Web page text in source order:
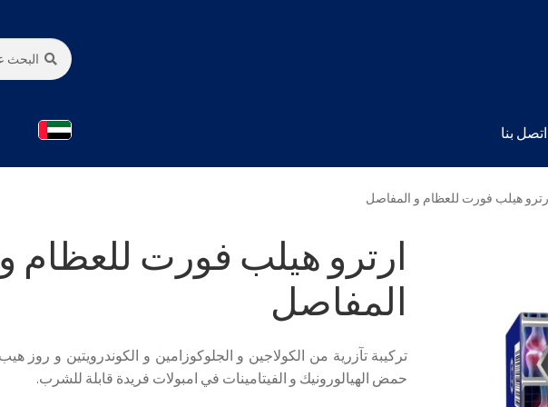
البحث
عن:
بحث
اتصل بنا
هيلب فورت للعظام و المفاصل
ارترو هيلب فورت للعظام و
المفاصل
حمض الهيالورونيك و الفيتامينات في امبولات فريدة قابلة للشرب.